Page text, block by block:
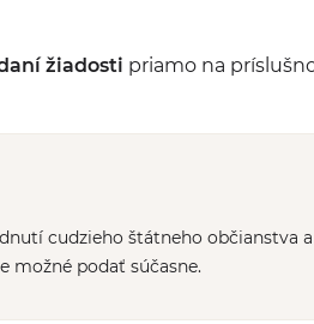
žiadosti priamo na
cudzieho štátneho občianstva
možné podať súčasne.